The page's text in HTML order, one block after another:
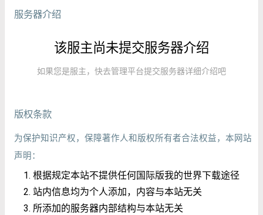
服务器介绍
该服主尚未提交服务器介绍
如果您是服主，快去管理平台提交服务器详细介绍吧
版权条款
为保护知识产权，保障著作人和版权所有者合法权益，本网站
声明：
根据规定本站不提供任何国际版我的世界下载途径
站内信息均为个人添加，内容与本站无关
所添加的服务器内部结构与本站无关